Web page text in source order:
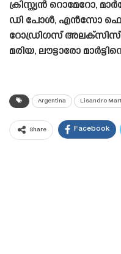
ക്രിസ്ത്യൻ റൊമേറോ,
ഡി പോൾ, എൻസോ
റോഡ്രിഗസ് അലക്സിസ്
മരിയ, ലൗട്ടാരോ
Argentina Lisandro
Share Facebook